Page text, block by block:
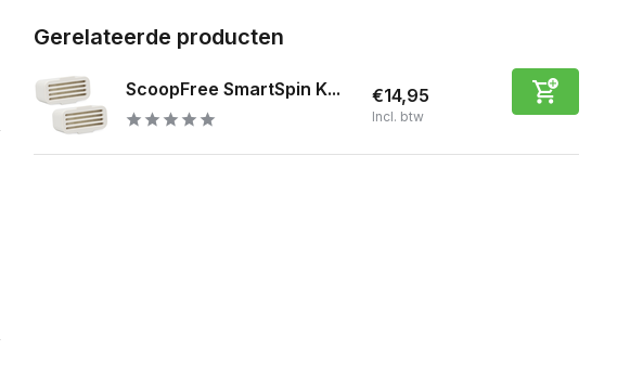
Gerelateerde producten
ScoopFree SmartSpin K... €14,95
Incl. btw